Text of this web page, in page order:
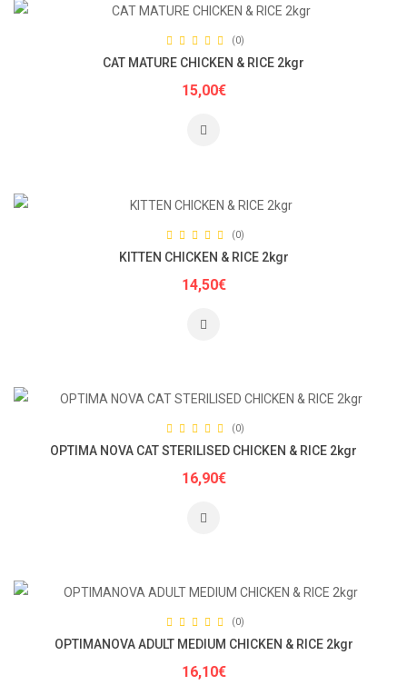
(0)
CAT MATURE CHICKEN & RICE 2kgr
15,00€
(0)
KITTEN CHICKEN & RICE 2kgr
14,50€
(0)
OPTIMA NOVA CAT STERILISED CHICKEN & RICE 2kgr
16,90€
(0)
OPTIMANOVA ADULT MEDIUM CHICKEN & RICE 2kgr
16,10€